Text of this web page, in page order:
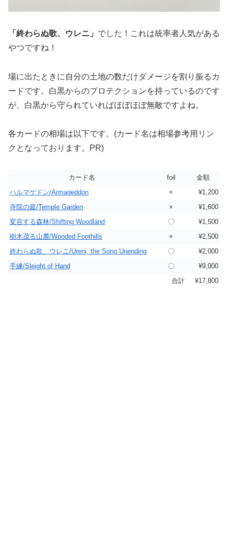
「終わらぬ歌、ウレニ」 でした！これは統率者人気がある
やつですね！
場に出たときに自分の土地の数だけダメージを割り振るカ
ードです。白黒からのプロテクションを持っているのです
が、白黒から守られていればほぼほぼ無敵ですよね。
各カードの相場は以下です。(カード名は相場参考用リン
クとなっております。PR)
カード名 foil
金額
ハルマゲドン/Armageddon
×
¥1,200
寺院の庭/Temple Garden
×
¥1,600
変容する森林/Shifting Woodland
〇
¥1,500
樹木茂る山麓/Wooded Foothills
×
¥2,500
終わらぬ歌、ウレニ/Ureni, the Song Unending
〇
¥2,000
手練/Sleight of Hand
〇
¥9,000
合計
¥17,800